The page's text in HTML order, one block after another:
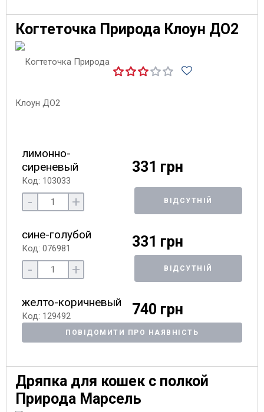
Когтеточка Природа Клоун ДО2
лимонно-
сиреневый
Код: 103033
331 грн
- + ВІДСУТНІЙ
сине-голубой
Код: 076981 331 грн
- + ВІДСУТНІЙ
желто-коричневый
Код: 129492 740 грн
ПОВІДОМИТИ ПРО НАЯВНІСТЬ
Дряпка для кошек с полкой
Природа Марсель